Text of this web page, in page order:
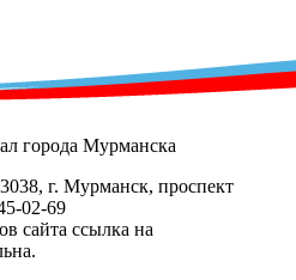
города Мурманска
г. Мурманск, проспект
02-69
сайта ссылка на